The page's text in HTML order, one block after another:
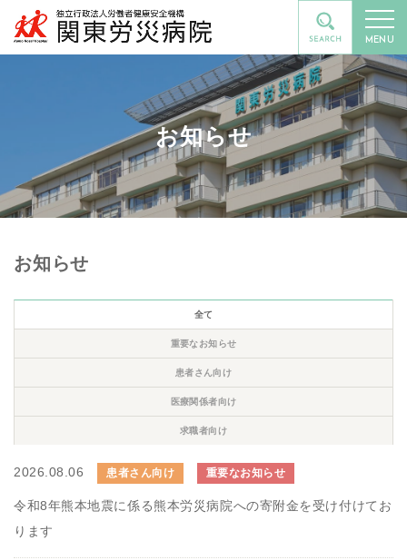
MENU
お知らせ
お知らせ
全て
重要なお知らせ
患者さん向け
医療関係者向け
求職者向け
2026.08.06 患者さん向け 重要なお知らせ
令和8年熊本地震に係る熊本労災病院への寄附金を受け付けてお
ります